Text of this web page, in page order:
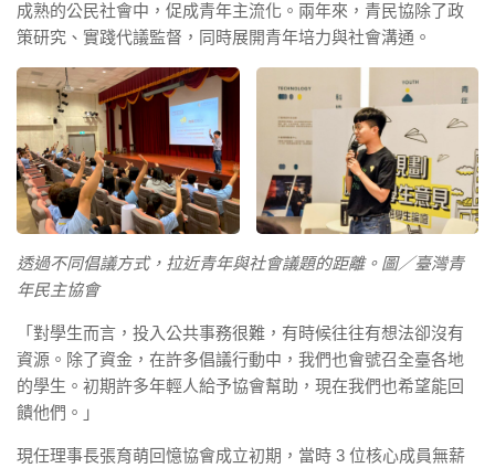
成熟的公民社會中，促成青年主流化。兩年來，青民協除了政
策研究、實踐代議監督，同時展開青年培力與社會溝通。
透過不同倡議方式，拉近青年與社會議題的距離。圖／臺灣青
年民主協會
「對學生而言，投入公共事務很難，有時候往往有想法卻沒有
資源。除了資金，在許多倡議行動中，我們也會號召全臺各地
的學生。初期許多年輕人給予協會幫助，現在我們也希望能回
饋他們。」
現任理事長張育萌回憶協會成立初期，當時 3 位核心成員無薪